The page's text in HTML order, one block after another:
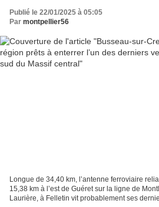
Publié le 22/01/2025 à 05:05
Par montpellier56
Longue de 34,40 km, l’antenne ferroviaire
15,38 km à l’est de Guéret sur la ligne de
Laurière, à Felletin vit probablement ses